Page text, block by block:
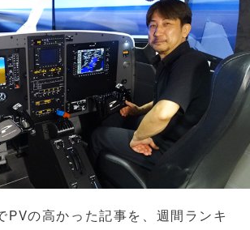
PVの高かった記事を、週間ランキ